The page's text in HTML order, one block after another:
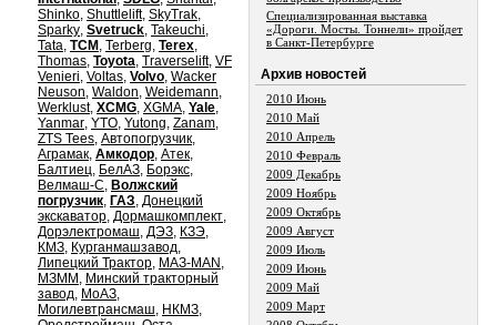
Shinko, Shuttlelift, SkyTrak,
Sparky, Svetruck, Takeuchi,
Tata, TCM , Terberg, Terex,
Thomas, Toyota, Traverselift, VF
Venieri, Voltas, Volvo, Wacker
Neuson, Waldon, Weidemann,
Werklust, XCMG, XGMA, Yale,
Yanmar, YTO, Yutong, Zanam,
ZTS Tees, Автопогрузчик,
Аграмак, Амкодор, Атек,
Балтиец, БелАЗ, Борэкс,
Велмаш-С, Волжский
погрузчик, ГАЗ, Донецкий
экскаватор, Дормашкомплект,
Дорэлектромаш, ДЭЗ, КЗЭ,
КМЗ, Курганмашзавод,
Липецкий Трактор, МАЗ-MAN ,
МЗММ , Минский тракторный
завод, МоАЗ,
Могилевтрансмаш, НКМЗ,
Специализированная выставка
«Дороги. Мосты. Тоннели» пройдет
в Санкт-Петербурге
Aрхив новостей
2010 Июнь
2010 Май
2010 Апрель
2010 Февраль
2009 Декабрь
2009 Ноябрь
2009 Октябрь
2009 Август
2009 Июль
2009 Июнь
2009 Май
2009 Март